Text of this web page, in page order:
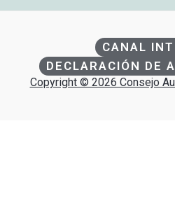
CANAL
DECLARACIÓN DE
Copyright © 2026 Consejo